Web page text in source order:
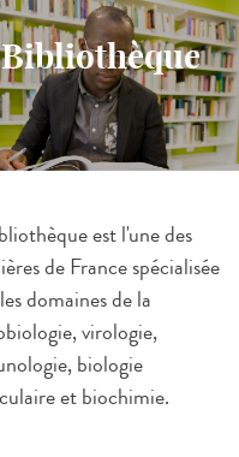
Bibliothèque
est l'une des
de France spécialisée
domaines de la
virologie,
biologie
et biochimie.